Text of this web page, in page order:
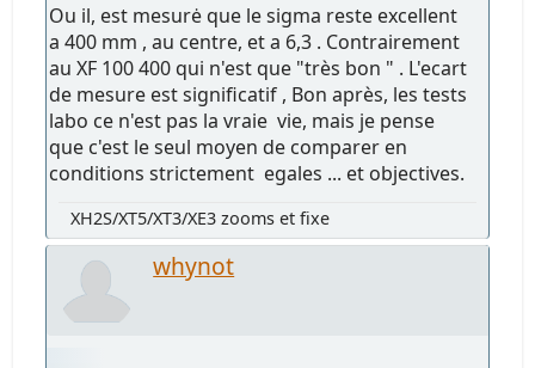
Ou il, est mesurė que le sigma reste excellent
a 400 mm , au centre, et a 6,3 . Contrairement
au XF 100 400 qui n'est que "très bon " . L'ecart
de mesure est significatif , Bon après, les tests
labo ce n'est pas la vraie vie, mais je pense
que c'est le seul moyen de comparer en
conditions strictement egales ... et objectives.
XH2S/XT5/XT3/XE3 zooms et fixe
whynot